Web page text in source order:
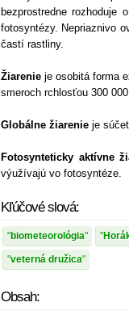
bezprostredne rozhoduje
fotosyntézy. Nepriaznivo
častí rastliny.
Žiarenie je osobitá forma
smeroch rchlosťou 300
Globálne žiarenie je
Fotosynteticky aktívne
výužívajú vo fotosyntéze.
Kľúčové slová:
biometeorológia
veterná družica
Obsah: